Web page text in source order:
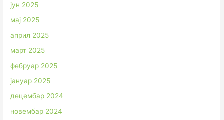
јун 2025
мај 2025
април 2025
март 2025
фебруар 2025
јануар 2025
децембар 2024
новембар 2024